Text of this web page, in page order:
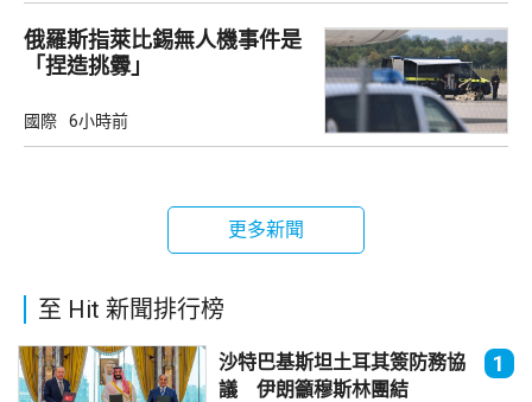
俄羅斯指萊比錫無人機事件是
「捏造挑釁」
國際 6小時前
更多新聞
至 Hit 新聞排行榜
沙特巴基斯坦土耳其簽防務協
議 伊朗籲穆斯林團結
1